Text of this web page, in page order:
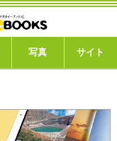
写真 サイト